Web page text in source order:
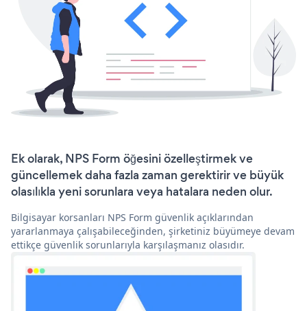
Ek olarak, NPS Form öğesini özelleştirmek ve
güncellemek daha fazla zaman gerektirir ve büyük
olasılıkla yeni sorunlara veya hatalara neden olur.
Bilgisayar korsanları NPS Form güvenlik açıklarından
yararlanmaya çalışabileceğinden, şirketiniz büyümeye devam
ettikçe güvenlik sorunlarıyla karşılaşmanız olasıdır.